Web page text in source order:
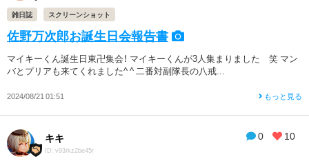
雑日誌 スクリーンショット
佐野万次郎お誕生日会報告書
マイキーくん誕生日東卍集会！ マイキーくんが3人集まりました 笑 マン
バとプリアも来てくれました^ ^ 二番対副隊長の八戒...
2024/08/21 01:51 もっと見る
0 10
キキ
ID: v93rkz2be45r